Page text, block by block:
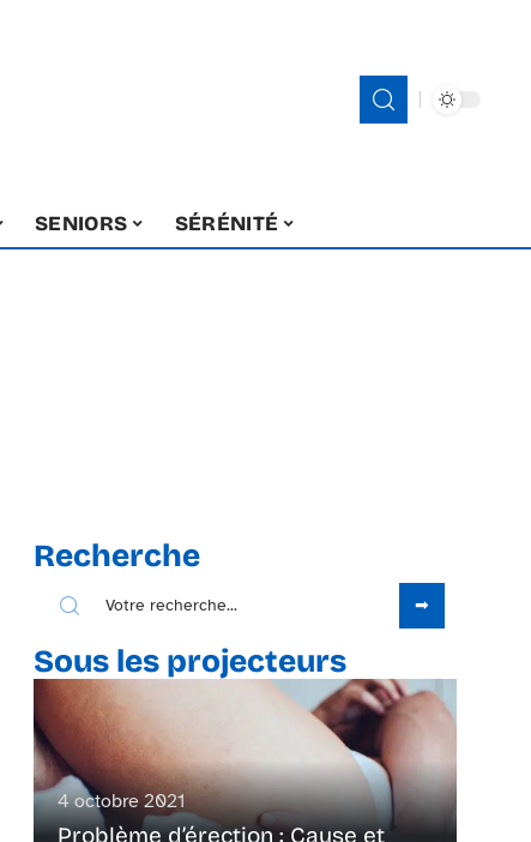
SENIORS SÉRÉNITÉ
Recherche
Sous les projecteurs
4 octobre 2021
Problème d’érection : Cause et